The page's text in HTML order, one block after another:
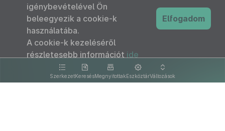
SzerkezetKeresésMegnyitottakEszköztárVáltozások
igénybevételével Ön
beleegyezik a cookie-k
használatába.
A cookie-k kezeléséről
részletesebb információt ide
kattintva olvashat.
Elfogadom